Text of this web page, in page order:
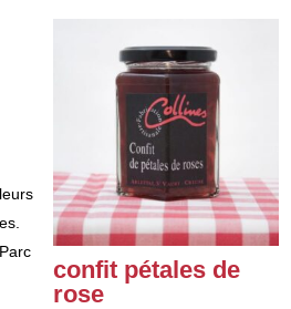
:
à
€14,15confit pétales de
rose